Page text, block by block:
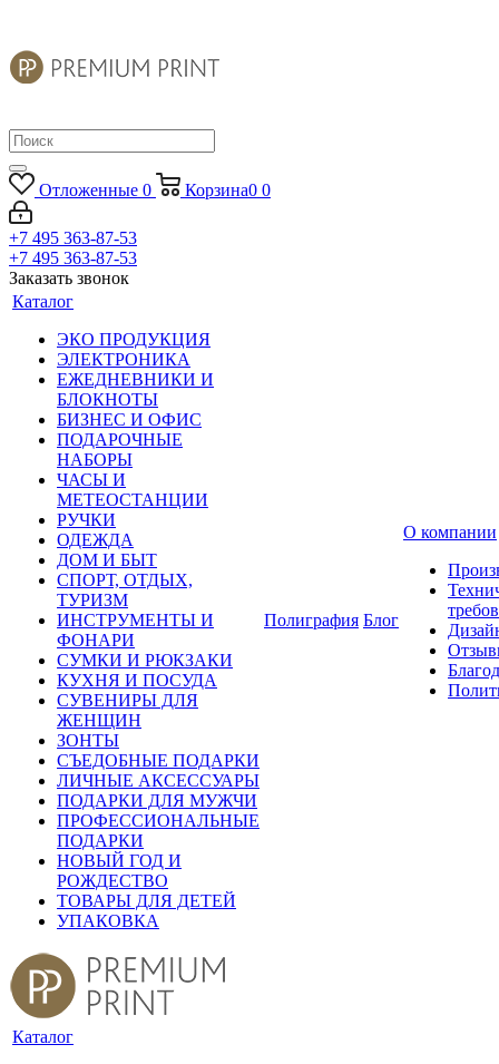
Отложенные 0 Корзина0 0
+7 495 363-87-53
+7 495 363-87-53
Заказать звонок
Каталог
ЭКО ПРОДУКЦИЯ
ЭЛЕКТРОНИКА
ЕЖЕДНЕВНИКИ И
БЛОКНОТЫ
БИЗНЕС И ОФИС
ПОДАРОЧНЫЕ
НАБОРЫ
ЧАСЫ И
МЕТЕОСТАНЦИИ
РУЧКИ
ОДЕЖДА
ДОМ И БЫТ
СПОРТ, ОТДЫХ,
ТУРИЗМ
ИНСТРУМЕНТЫ И
ФОНАРИ
СУМКИ И РЮКЗАКИ
КУХНЯ И ПОСУДА
СУВЕНИРЫ ДЛЯ
ЖЕНЩИН
ЗОНТЫ
СЪЕДОБНЫЕ ПОДАРКИ
ЛИЧНЫЕ АКСЕССУАРЫ
ПОДАРКИ ДЛЯ МУЖЧИ
ПРОФЕССИОНАЛЬНЫЕ
ПОДАРКИ
НОВЫЙ ГОД И
РОЖДЕСТВО
ТОВАРЫ ДЛЯ ДЕТЕЙ
УПАКОВКА
Полиграфия Блог
О компании
Каталог